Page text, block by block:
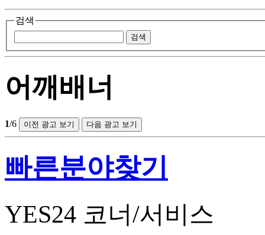
검색
검색
어깨배너
1/6 이전 광고 보기 다음 광고 보기
빠른분야찾기
YES24 코너/서비스